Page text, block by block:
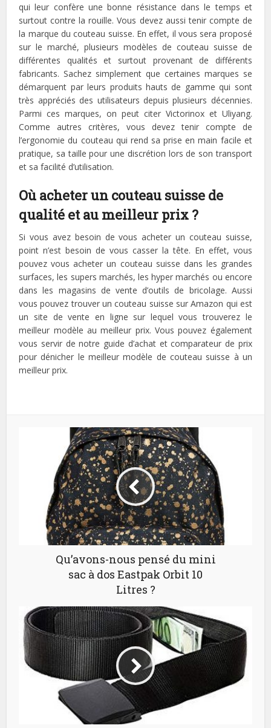
qui leur confère une bonne résistance dans le temps et
surtout contre la rouille. Vous devez aussi tenir compte de
la marque du couteau suisse. En effet, il vous sera proposé
sur le marché, plusieurs modèles de couteau suisse de
différentes qualités et surtout provenant de différents
fabricants. Sachez simplement que certaines marques se
démarquent par leurs produits hauts de gamme qui sont
très appréciés des utilisateurs depuis plusieurs décennies.
Parmi ces marques, on peut citer Victorinox et Uliyang.
Comme autres critères, vous devez tenir compte de
l’ergonomie du couteau qui rend sa prise en main facile et
pratique, sa taille pour une discrétion lors de son transport
et sa facilité d’utilisation.
Où acheter un couteau suisse de
qualité et au meilleur prix ?
Si vous avez besoin de vous acheter un couteau suisse,
point n’est besoin de vous casser la tête. En effet, vous
pouvez vous acheter un couteau suisse dans les grandes
surfaces, les supers marchés, les hyper marchés ou encore
dans les magasins de vente d’outils de bricolage. Aussi
vous pouvez trouver un couteau suisse sur Amazon qui est
un site de vente en ligne sur lequel vous trouverez le
meilleur modèle au meilleur prix. Vous pouvez également
vous servir de notre guide d’achat et comparateur de prix
pour dénicher le meilleur modèle de couteau suisse à un
meilleur prix.
Qu’avons-nous pensé du mini
sac à dos Eastpak Orbit 10
Litres ?